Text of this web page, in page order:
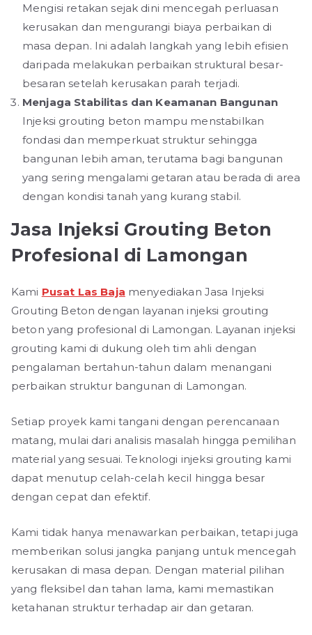
Mengisi retakan sejak dini mencegah perluasan
kerusakan dan mengurangi biaya perbaikan di
masa depan. Ini adalah langkah yang lebih efisien
daripada melakukan perbaikan struktural besar-
besaran setelah kerusakan parah terjadi.
Menjaga Stabilitas dan Keamanan Bangunan
Injeksi grouting beton mampu menstabilkan
fondasi dan memperkuat struktur sehingga
bangunan lebih aman, terutama bagi bangunan
yang sering mengalami getaran atau berada di area
dengan kondisi tanah yang kurang stabil.
Jasa Injeksi Grouting Beton
Profesional di Lamongan
Kami Pusat Las Baja menyediakan Jasa Injeksi
Grouting Beton dengan layanan injeksi grouting
beton yang profesional di Lamongan. Layanan injeksi
grouting kami di dukung oleh tim ahli dengan
pengalaman bertahun-tahun dalam menangani
perbaikan struktur bangunan di Lamongan.
Setiap proyek kami tangani dengan perencanaan
matang, mulai dari analisis masalah hingga pemilihan
material yang sesuai. Teknologi injeksi grouting kami
dapat menutup celah-celah kecil hingga besar
dengan cepat dan efektif.
Kami tidak hanya menawarkan perbaikan, tetapi juga
memberikan solusi jangka panjang untuk mencegah
kerusakan di masa depan. Dengan material pilihan
yang fleksibel dan tahan lama, kami memastikan
ketahanan struktur terhadap air dan getaran.